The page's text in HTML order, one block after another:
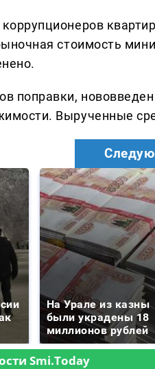
стоимость
поправки,
Вырученные
На Урале из казны
были украдены 18
миллионов рублей